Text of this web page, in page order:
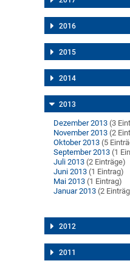
2016
2015
2014
2013
Dezember 2013 (3
November 2013 (2
Oktober 2013 (5
September 2013 (1
Juli 2013 (2 Einträge)
Juni 2013 (1 Eintrag)
Mai 2013 (1 Eintrag)
Januar 2013 (2
2012
2011